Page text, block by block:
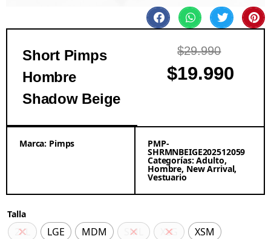
Short Pimps
Hombre
Shadow Beige
$29.990
$19.990
Marca: Pimps PMP-
SHRMNBEIGE202512059
Categorías:Adulto,
Hombre, New Arrival,
Vestuario
Talla
2XL LGE MDM SML XLG XSM